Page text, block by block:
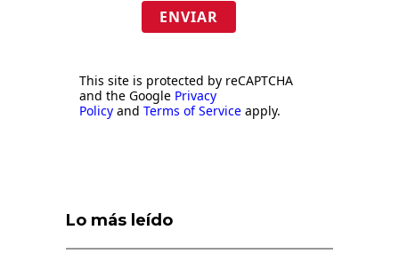
ENVIAR
This site is protected by reCAPTCHA
and the Google Privacy
Policy and Terms of Service apply.
Lo más leído